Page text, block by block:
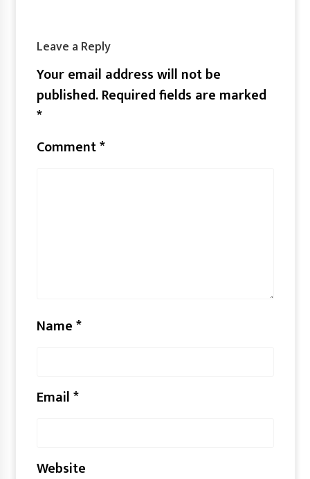
Leave a Reply
Your email address will not be
published.Required fields are marked
*
Comment*
Name*
Email*
Website